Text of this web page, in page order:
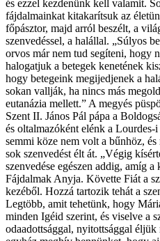
és ezzel kezdenünk kell valamit.
fájdalmainkat kitakarítsuk az
főpásztor, majd arról beszélt, a
szenvedéssel, a halállal. „Súlyos
orvos már nem tud segíteni, hogy
halogatjuk a betegek kenetének
hogy betegeink megijedjenek a
sokan vallják, ha nincs más
eutanázia mellett.” A megyés
Szent II. János Pál pápa a
és oltalmazóként elénk a
semmi köze nem volt a bűnhöz,
sok szenvedést élt át. „Végig
szenvedése egészen addig, amíg a
Fájdalmak Anyja. Követte Fiát a
kezéből. Hozzá tartozik tehát a
Legtöbb, amit tehetünk, hogy
minden Igéid szerint, és viselve a
odaadottsággal, nyitottsággal